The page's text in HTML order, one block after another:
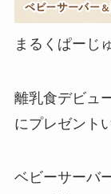
まるくぱーじ
離乳食デビュ
にプレゼント
ベビーサーバ